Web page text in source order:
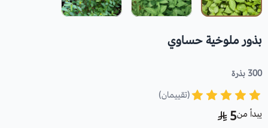
بذور ملوخية حساوي
300 بذرة
(تقييمان)
يبدأ من5